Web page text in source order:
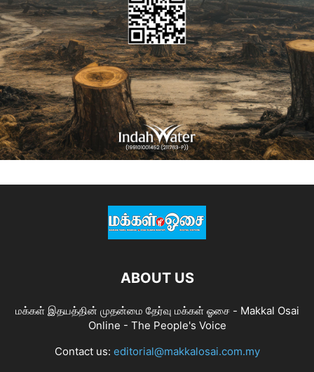
ABOUT US
மக்கள் இதயத்தின் முதன்மை தேர்வு மக்கள் ஓசை - Makkal Osai
Online - The People's Voice
Contact us: editorial@makkalosai.com.my